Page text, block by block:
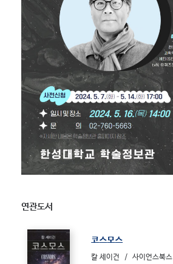
연관도서
코스모스
칼 세이건 사이언스북스